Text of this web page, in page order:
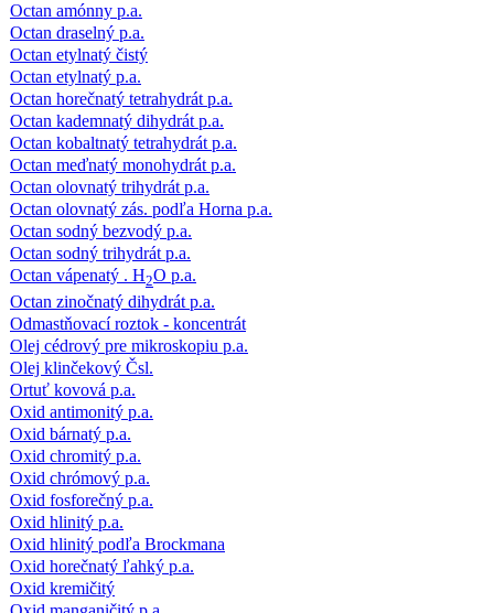
Octan amónny p.a.
Octan draselný p.a.
Octan etylnatý čistý
Octan etylnatý p.a.
Octan horečnatý tetrahydrát p.a.
Octan kademnatý dihydrát p.a.
Octan kobaltnatý tetrahydrát p.a.
Octan meďnatý monohydrát p.a.
Octan olovnatý trihydrát p.a.
Octan olovnatý zás. podľa Horna p.a.
Octan sodný bezvodý p.a.
Octan sodný trihydrát p.a.
Octan vápenatý . H2O p.a.
Octan zinočnatý dihydrát p.a.
Odmastňovací roztok - koncentrát
Olej cédrový pre mikroskopiu p.a.
Olej klinčekový Čsl.
Ortuť kovová p.a.
Oxid antimonitý p.a.
Oxid bárnatý p.a.
Oxid chromitý p.a.
Oxid chrómový p.a.
Oxid fosforečný p.a.
Oxid hlinitý p.a.
Oxid hlinitý podľa Brockmana
Oxid horečnatý ľahký p.a.
Oxid kremičitý